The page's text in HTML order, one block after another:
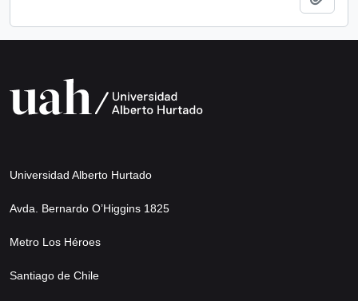
Universidad Alberto Hurtado
Avda. Bernardo O’Higgins 1825
Metro Los Héroes
Santiago de Chile